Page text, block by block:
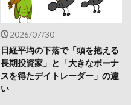
2026/07/30
日経平均の下落で「頭を抱える
長期投資家」と「大きなボーナ
スを得たデイトレーダー」の違
い